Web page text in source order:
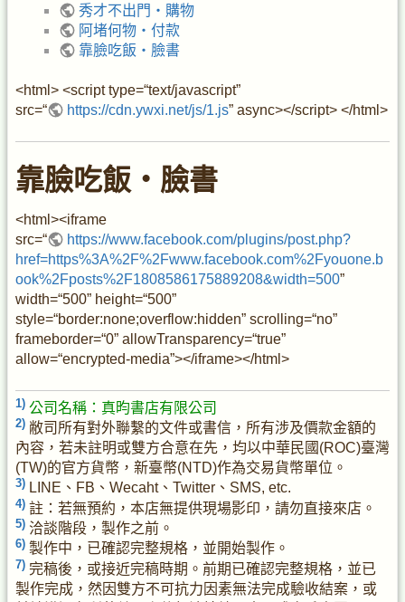
秀才不出門・購物
阿堵何物・付款
靠臉吃飯・臉書
<html> <script type=“text/javascript”
src=“
https://cdn.ywxi.net/js/1.js” async></script> </html>
靠臉吃飯・臉書
<html><iframe
src=“
https://www.facebook.com/plugins/post.php?
href=https%3A%2F%2Fwww.facebook.com%2Fyouone.b
ook%2Fposts%2F1808586175889208&width=500”
width=“500” height=“500”
style=“border:none;overflow:hidden” scrolling=“no”
frameborder=“0” allowTransparency=“true”
allow=“encrypted-media”></iframe></html>
1) 公司名稱：真昀書店有限公司
2) 敝司所有對外聯繫的文件或書信，所有涉及價款金額的
內容，若未註明或雙方合意在先，均以中華民國(ROC)臺灣
(TW)的官方貨幣，新臺幣(NTD)作為交易貨幣單位。
3) LINE、FB、Wecaht、Twitter、SMS, etc.
4) 註：若無預約，本店無提供現場影印，請勿直接來店。
5) 洽談階段，製作之前。
6) 製作中，已確認完整規格，並開始製作。
7) 完稿後，或接近完稿時期。前期已確認完整規格，並已
製作完成，然因雙方不可抗力因素無法完成驗收結案，或